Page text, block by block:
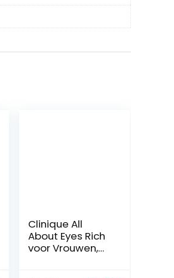
Clinique All
About Eyes Rich
voor Vrouwen,